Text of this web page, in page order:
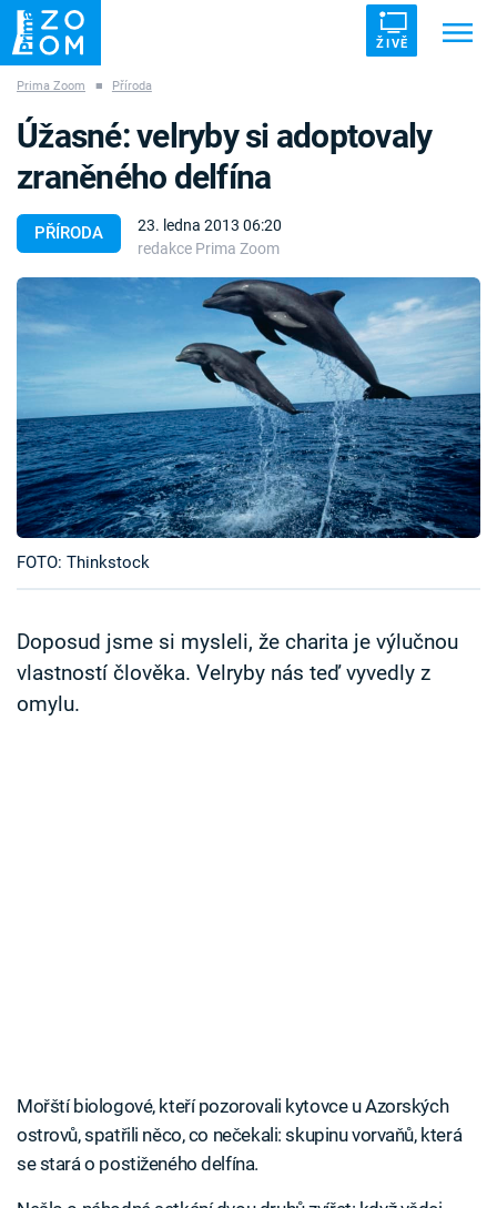
ŽIVĚ
ZÁHADY VETŘELCI DÁVNOVĚKU
Pořady
TV Program
Časopis
Sledujte prima+
Přihlášení
Prima Zoom ■ Příroda
PŘÍRODA
23. ledna 2013 06:20
redakce Prima Zoom
Úžasné: velryby si adoptovaly
zraněného delfína
FOTO: Thinkstock
Doposud jsme si mysleli, že charita je výlučnou
vlastností člověka. Velryby nás teď vyvedly z
omylu.
Mořští biologové, kteří pozorovali kytovce u Azorských
ostrovů, spatřili něco, co nečekali: skupinu vorvaňů, která
se stará o postiženého delfína.